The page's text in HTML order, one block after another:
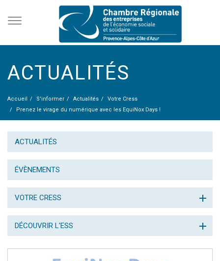
ACTUALITÉS
Accueil S'informer Actualités
Votre Cress
Prenez le virage du numérique avec les EquiNox Days !
ACTUALITÉS
ÉVÈNEMENTS
VOTRE CRESS
DÉCOUVRIR L'ESS